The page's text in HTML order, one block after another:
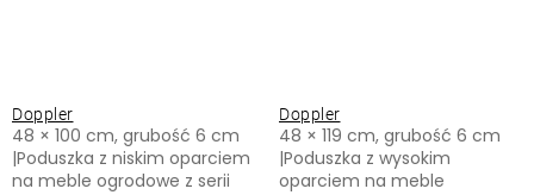
Doppler
48 × 100 cm, grubość 6 cm
|Poduszka z niskim oparciem
na meble ogrodowe z serii
Doppler
48 × 119 cm, grubość 6 cm
|Poduszka z wysokim
oparciem na meble